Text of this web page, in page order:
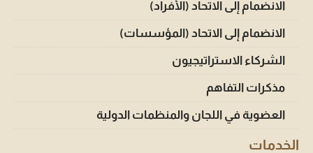
الانضمام إلى الاتحاد (الأفراد)
الانضمام إلى الاتحاد (المؤسسات)
الشركاء الاستراتيجيون
مذكرات التفاهم
العضوية في اللجان والمنظمات الدولية
الخدمات